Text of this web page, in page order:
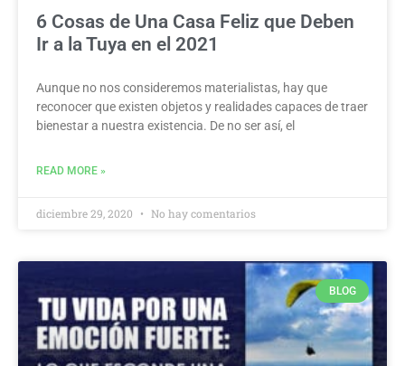
6 Cosas de Una Casa Feliz que Deben
Ir a la Tuya en el 2021
Aunque no nos consideremos materialistas, hay que
reconocer que existen objetos y realidades capaces de traer
bienestar a nuestra existencia. De no ser así, el
READ MORE »
diciembre 29, 2020 No hay comentarios
BLOG